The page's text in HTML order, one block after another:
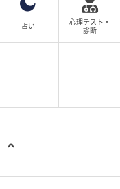
占い
心理テスト・
診断